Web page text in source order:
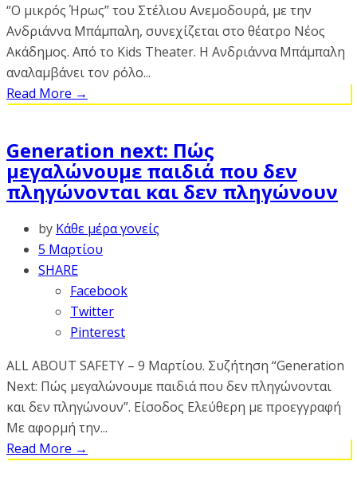
“Ο μικρός Ήρως” του Στέλιου Ανεμοδουρά, με την
Ανδριάννα Μπάμπαλη, συνεχίζεται στο θέατρο Νέος
Ακάδημος. Από το Kids Theater. Η Ανδριάννα Μπάμπαλη
αναλαμβάνει τον ρόλο...
Read More →
Generation next: Πώς
μεγαλώνουμε παιδιά που δεν
πληγώνονται και δεν πληγώνουν
by Κάθε μέρα γονείς
5 Μαρτίου
SHARE
Facebook
Twitter
Pinterest
ALL ABOUT SAFETY – 9 Μαρτίου. Συζήτηση “Generation
Next: Πώς μεγαλώνουμε παιδιά που δεν πληγώνονται
και δεν πληγώνουν”. Είσοδος Ελεύθερη με προεγγραφή
Με αφορμή την...
Read More →